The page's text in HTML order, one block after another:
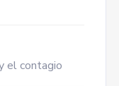
el contagio